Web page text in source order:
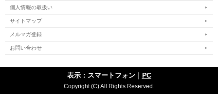
■モデル着用他アイテム
個人情報の取扱い
サイトマップ
メルマガ登録
お問い合わせ
表示：スマートフォン｜ PC
Copyright (C) All Rights Reserved.